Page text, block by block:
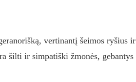
vertinantį šeimos ryšius ir
šilti ir simpatiški žmonės, gebantys